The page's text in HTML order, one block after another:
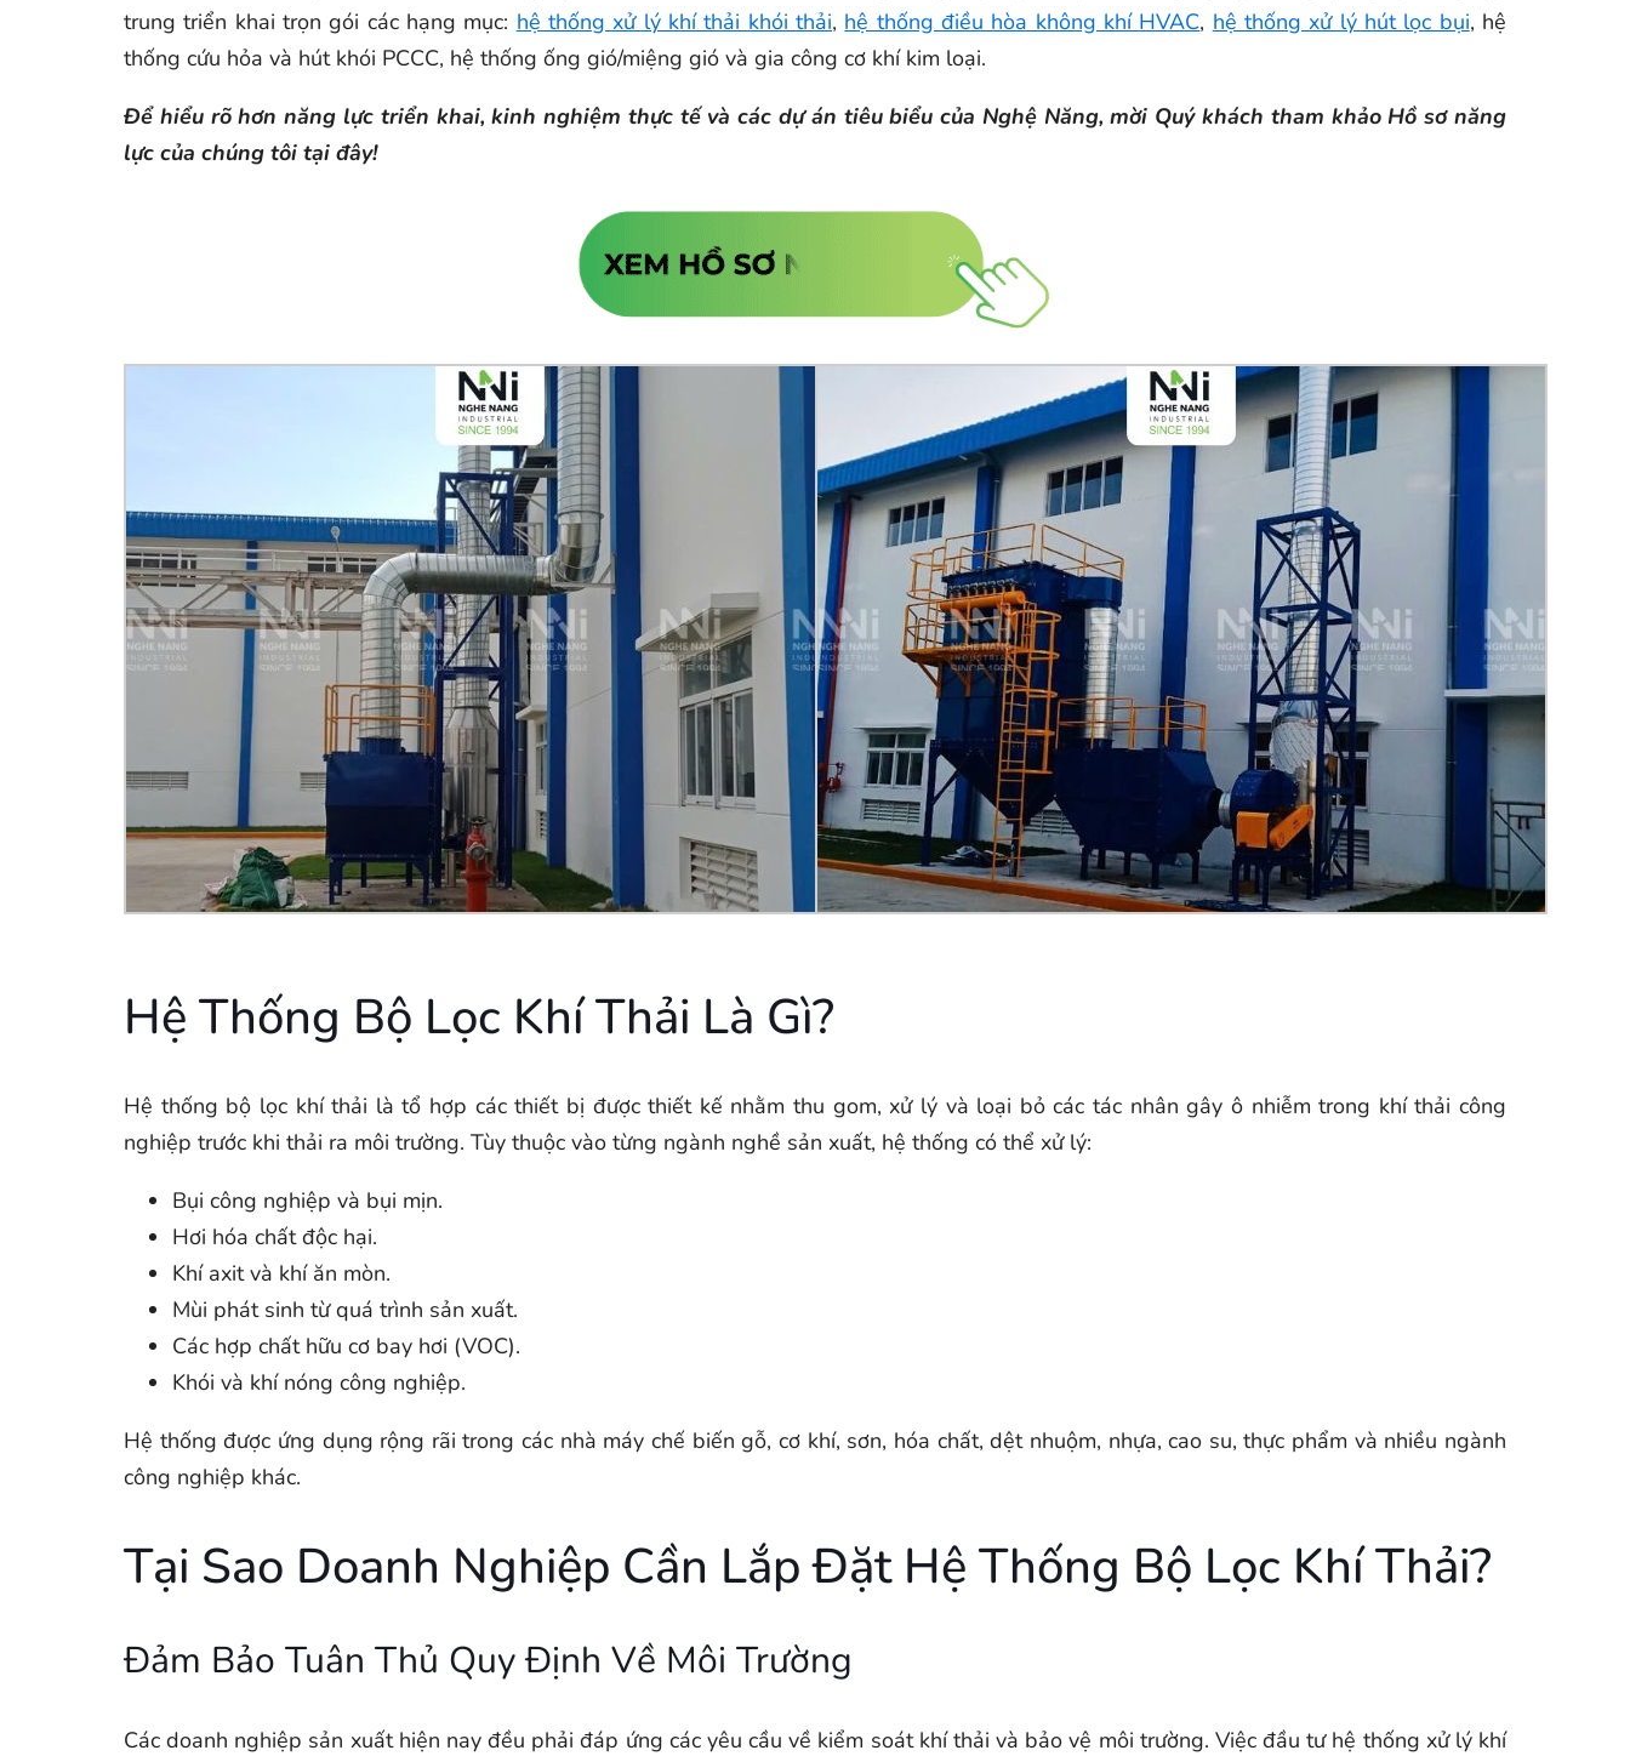
trung triển khai trọn gói các hạng mục: hệ thống xử lý khí thải khói thải, hệ thống điều hòa không khí HVAC, hệ thống xử lý hút lọc bụi, hệ
thống cứu hỏa và hút khói PCCC, hệ thống ống gió/miệng gió và gia công cơ khí kim loại.
Để hiểu rõ hơn năng lực triển khai, kinh nghiệm thực tế và các dự án tiêu biểu của Nghệ Năng, mời Quý khách tham khảo Hồ sơ năng
lực của chúng tôi tại đây!
Hệ Thống Bộ Lọc Khí Thải Là Gì?
Hệ thống bộ lọc khí thải là tổ hợp các thiết bị được thiết kế nhằm thu gom, xử lý và loại bỏ các tác nhân gây ô nhiễm trong khí thải công
nghiệp trước khi thải ra môi trường. Tùy thuộc vào từng ngành nghề sản xuất, hệ thống có thể xử lý:
Bụi công nghiệp và bụi mịn.
Hơi hóa chất độc hại.
Khí axit và khí ăn mòn.
Mùi phát sinh từ quá trình sản xuất.
Các hợp chất hữu cơ bay hơi (VOC).
Khói và khí nóng công nghiệp.
Hệ thống được ứng dụng rộng rãi trong các nhà máy chế biến gỗ, cơ khí, sơn, hóa chất, dệt nhuộm, nhựa, cao su, thực phẩm và nhiều ngành
công nghiệp khác.
Tại Sao Doanh Nghiệp Cần Lắp Đặt Hệ Thống Bộ Lọc Khí Thải?
Đảm Bảo Tuân Thủ Quy Định Về Môi Trường
Các doanh nghiệp sản xuất hiện nay đều phải đáp ứng các yêu cầu về kiểm soát khí thải và bảo vệ môi trường. Việc đầu tư hệ thống xử lý khí